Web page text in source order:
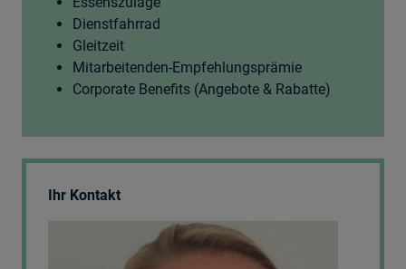
Dienstfahrrad
Gleitzeit
Mitarbeitenden-Empfehlungsprämie
Corporate Benefits (Angebote & Rabatte)
Ihr Kontakt